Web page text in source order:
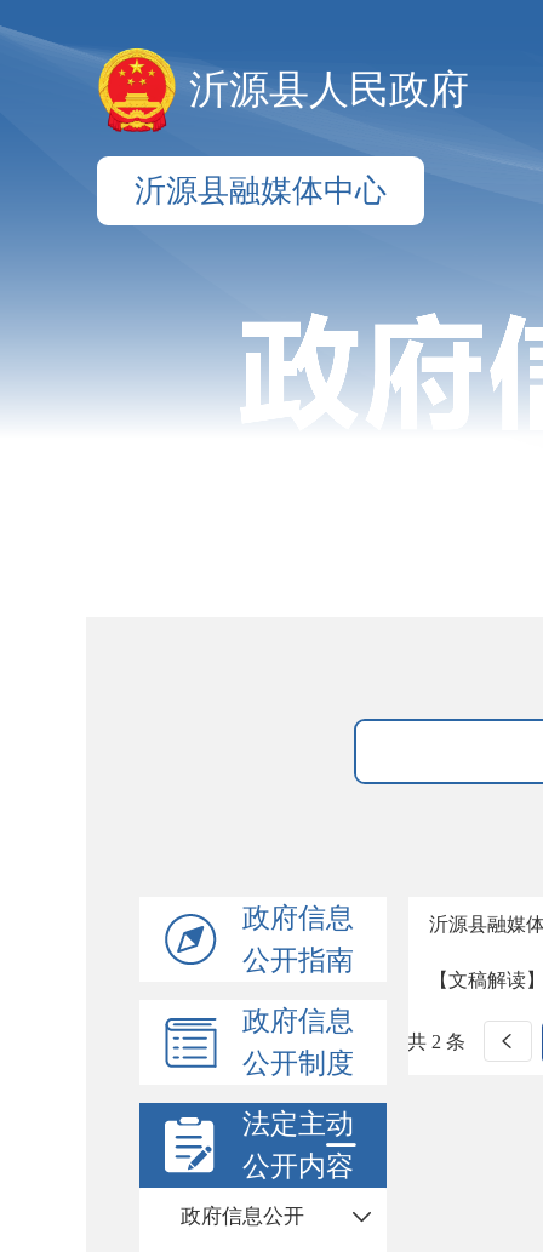
沂源县人民政府
沂源县融媒体中心
政府信息
公开指南
政府信息
公开制度
法定主动
公开内容
政府信息公开
沂源县融媒
【文稿解读
共 2 条